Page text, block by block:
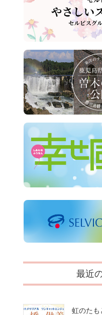
最近
虹のたも